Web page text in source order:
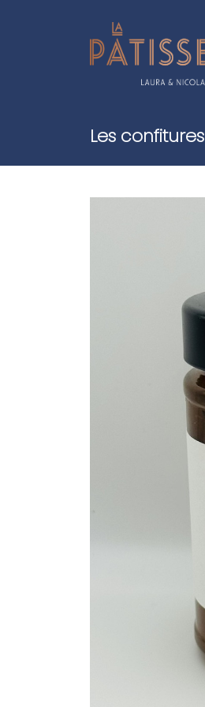
Les confitures